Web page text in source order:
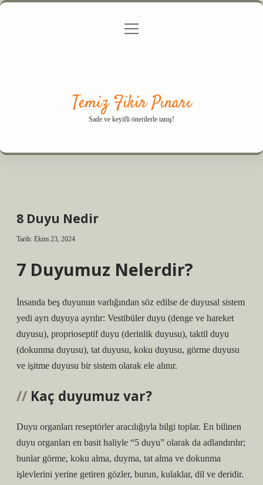
Gizlilik Politikası
menüyü
Temiz Fikir Pınarı
Sade ve keyifli önerilerle tanış!
8 Duyu Nedir
Tarih: Ekim 23, 2024
7 Duyumuz Nelerdir?
İnsanda beş duyunun varlığından söz edilse de duyusal sistem
yedi ayrı duyuya ayrılır: Vestibüler duyu (denge ve hareket
duyusu), proprioseptif duyu (derinlik duyusu), taktil duyu
(dokunma duyusu), tat duyusu, koku duyusu, görme duyusu
ve işitme duyusu bir sistem olarak ele alınır.
Kaç duyumuz var?
Duyu organları reseptörler aracılığıyla bilgi toplar. En bilinen
duyu organları en basit haliyle “5 duyu” olarak da adlandırılır;
bunlar görme, koku alma, duyma, tat alma ve dokunma
işlevlerini yerine getiren gözler, burun, kulaklar, dil ve deridir.